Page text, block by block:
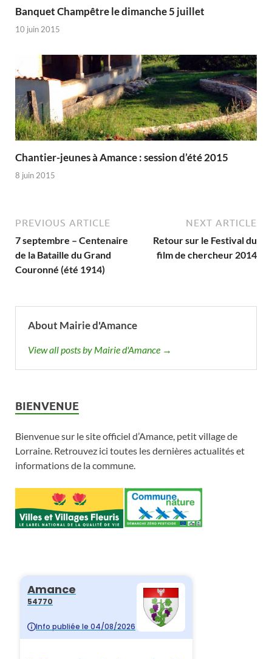
Banquet Champêtre le dimanche 5 juillet
10 juin 2015
Chantier-jeunes à Amance : session d’été 2015
8 juin 2015
PREVIOUS ARTICLE
7 septembre – Centenaire
de la Bataille du Grand
Couronné (été 1914)
NEXT ARTICLE
Retour sur le Festival du
film de chercheur 2014
About Mairie d'Amance
View all posts by Mairie d'Amance →
BIENVENUE
Bienvenue sur le site officiel d’Amance, petit village de
Lorraine. Retrouvez ici toutes les dernières actualités et
informations de la commune.